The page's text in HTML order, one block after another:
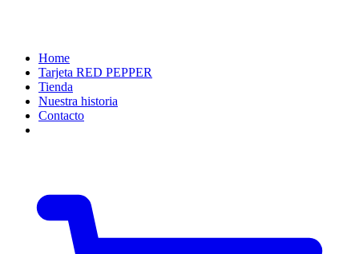
Home
Tarjeta RED PEPPER
Tienda
Nuestra historia
Contacto